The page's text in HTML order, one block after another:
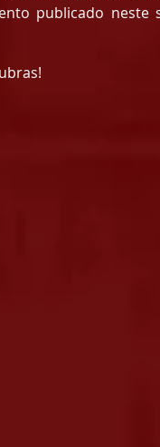
publicado